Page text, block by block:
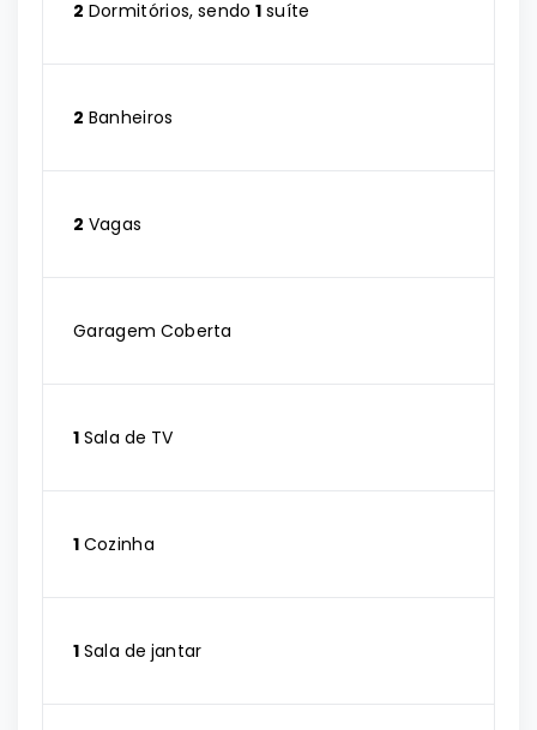
2 Dormitórios, sendo1 suíte
2 Banheiros
2 Vagas
Garagem Coberta
1 Sala de TV
1 Cozinha
1 Sala de jantar